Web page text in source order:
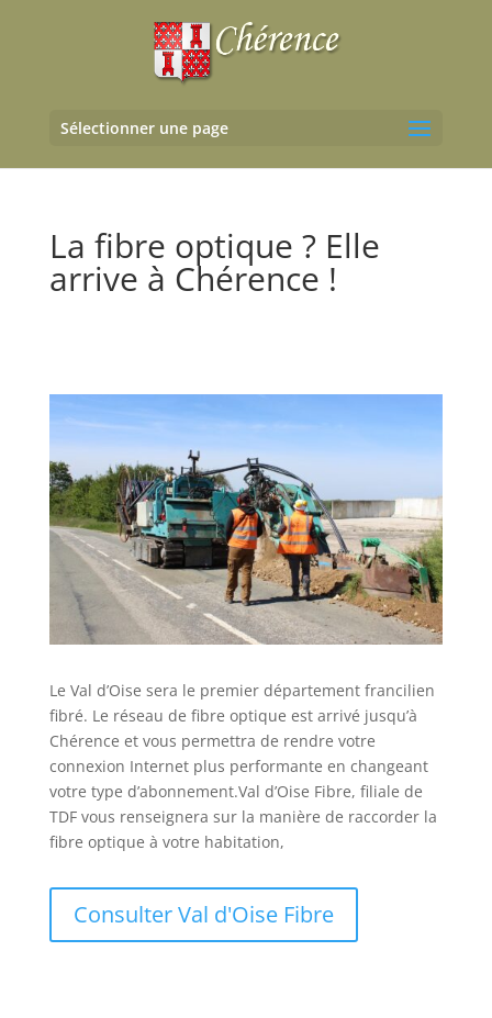
Sélectionner une page
La fibre optique ? Elle
arrive à Chérence !
Le Val d’Oise sera le premier département francilien
fibré. Le réseau de fibre optique est arrivé jusqu’à
Chérence et vous permettra de rendre votre
connexion Internet plus performante en changeant
votre type d’abonnement.Val d’Oise Fibre, filiale de
TDF vous renseignera sur la manière de raccorder la
fibre optique à votre habitation,
Consulter Val d'Oise Fibre